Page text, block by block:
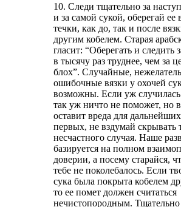
10. Следи тщательно за
и за самой сукой, оберегай ее
течки, как до, так и после
другим кобелем. Старая
гласит: “Оберегать и следить
в тысячу раз труднее, чем за
блох”. Случайные,
ошибочные вязки у охочей
возможны. Если уж случилась
так уж ничто не поможет, но
оставит вреда для
первых, не вздумай скрывать
несчастного случая. Наше
базируется на полном
доверии, а посему старайся,
тебе не поколебалось. Если
сука была покрыта кобелем
то ее помет должен считаться
нечистопородным.